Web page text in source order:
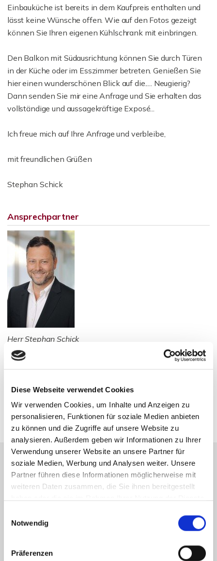
Diese Webseite verwendet Cookies
Wir verwenden Cookies, um Inhalte und Anzeigen zu
personalisieren, Funktionen für soziale Medien anbieten
zu können und die Zugriffe auf unsere Website zu
analysieren. Außerdem geben wir Informationen zu Ihrer
Verwendung unserer Website an unsere Partner für
soziale Medien, Werbung und Analysen weiter. Unsere
Partner führen diese Informationen möglicherweise mit
weiteren Daten zusammen, die Sie ihnen bereitgestellt
Notwendig
Präferenzen
Einbauküche ist bereits in dem Kaufpreis enthalten und
lässt keine Wünsche offen. Wie auf den Fotos gezeigt
können Sie Ihren eigenen Kühlschrank mit einbringen.
Den Balkon mit Südausrichtung können Sie durch Türen
in der Küche oder im Esszimmer betreten. Genießen Sie
hier einen wunderschönen Blick auf die..... Neugierig?
Dann senden Sie mir eine Anfrage und Sie erhalten das
vollständige und aussagekräftige Exposé...
Ich freue mich auf Ihre Anfrage und verbleibe,
mit freundlichen Grüßen
Stephan Schick
Ansprechpartner
Herr Stephan Schick
Telefon: +49 6252 3058941
Telefax: 06252-3058942
schick@new-place-immobilien.com
Energieausweis (Verbrauchsausweis)